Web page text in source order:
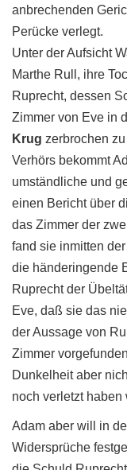
anbrechenden
Perücke verlegt.
Unter der Aufsicht
Marthe Rull, ihre
Ruprecht, dessen
Zimmer von Eve in
Krug zerbrochen
Verhörs bekommt
umständliche und
einen Bericht über
das Zimmer der
fand sie inmitten
die händeringende
Ruprecht der
Eve, daß sie das
der Aussage von
Zimmer
Dunkelheit aber
noch verletzt haben
Adam aber will in
Widersprüche